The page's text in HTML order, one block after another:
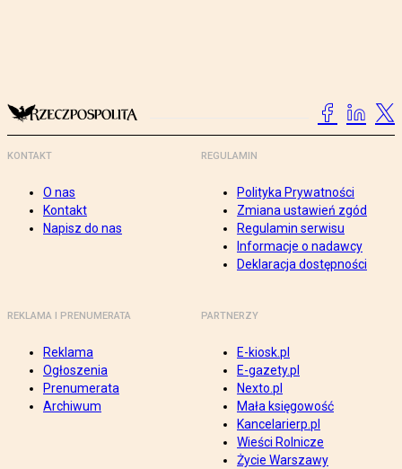
KONTAKT
O nas
Kontakt
Napisz do nas
REGULAMIN
Polityka Prywatności
Zmiana ustawień zgód
Regulamin serwisu
Informacje o nadawcy
Deklaracja dostępności
REKLAMA I PRENUMERATA
Reklama
Ogłoszenia
Prenumerata
Archiwum
PARTNERZY
E-kiosk.pl
E-gazety.pl
Nexto.pl
Mała księgowość
Kancelarierp.pl
Wieści Rolnicze
Życie Warszawy